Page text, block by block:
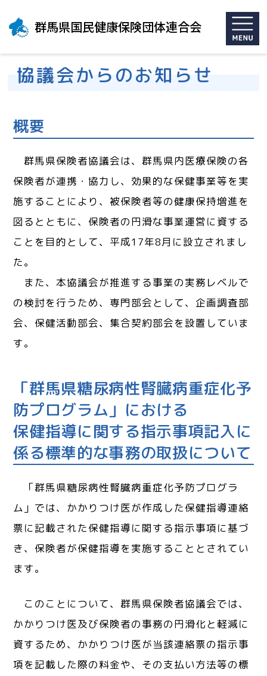
群馬県国民健康保険団体連合会
協議会からのお知らせ
概要
群馬県保険者協議会は、群馬県内医療保険の各
保険者が連携・協力し、効果的な保健事業等を実
施することにより、被保険者等の健康保持増進を
図るとともに、保険者の円滑な事業運営に資する
ことを目的として、平成17年8月に設立されまし
た。
また、本協議会が推進する事業の実務レベルで
の検討を行うため、専門部会として、企画調査部
会、保健活動部会、集合契約部会を設置していま
す。
「群馬県糖尿病性腎臓病重症化予
防プログラム」における
保健指導に関する指示事項記入に
係る標準的な事務の取扱について
「群馬県糖尿病性腎臓病重症化予防プログラ
ム」では、かかりつけ医が作成した保健指導連絡
票に記載された保健指導に関する指示事項に基づ
き、保険者が保健指導を実施することとされてい
ます。
このことについて、群馬県保険者協議会では、
かかりつけ医及び保険者の事務の円滑化と軽減に
資するため、かかりつけ医が当該連絡票の指示事
項を記載した際の料金や、その支払い方法等の標